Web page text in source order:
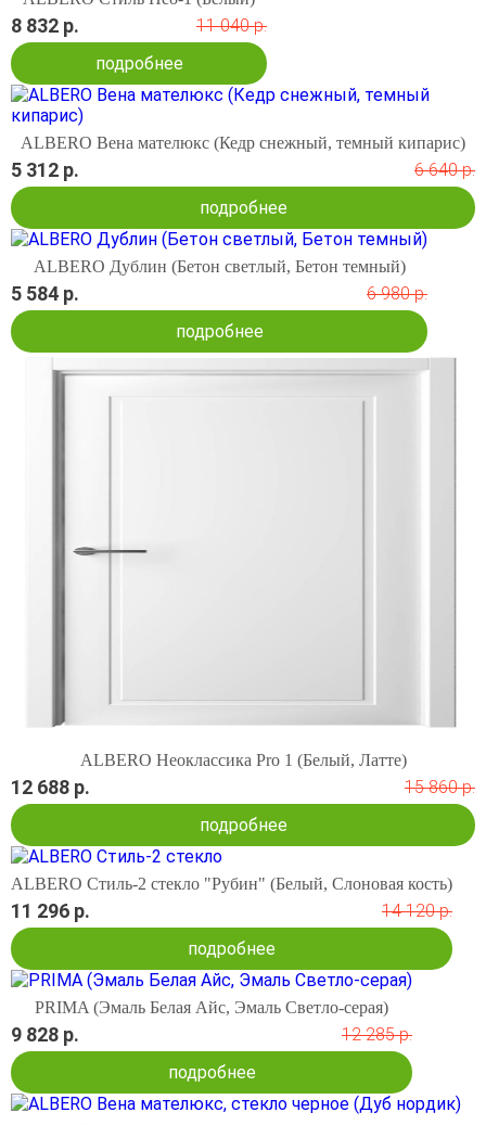
8 832 р.
11 040 р.
подробнее
ALBERO Вена мателюкс (Кедр снежный, темный кипарис)
5 312 р.
6 640 р.
подробнее
ALBERO Дублин (Бетон светлый, Бетон темный)
5 584 р.
6 980 р.
подробнее
ALBERO Неоклассика Pro 1 (Белый, Латте)
12 688 р.
15 860 р.
подробнее
ALBERO Стиль-2 стекло "Рубин" (Белый, Слоновая кость)
11 296 р.
14 120 р.
подробнее
PRIMA (Эмаль Белая Айс, Эмаль Светло-серая)
9 828 р.
12 285 р.
подробнее